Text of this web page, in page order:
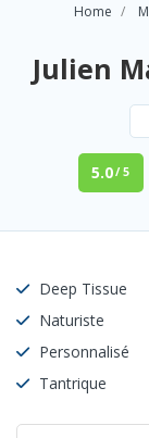
Home
Julien
5.0/ 5
Deep Tissue
Naturiste
Personnalisé
Tantrique